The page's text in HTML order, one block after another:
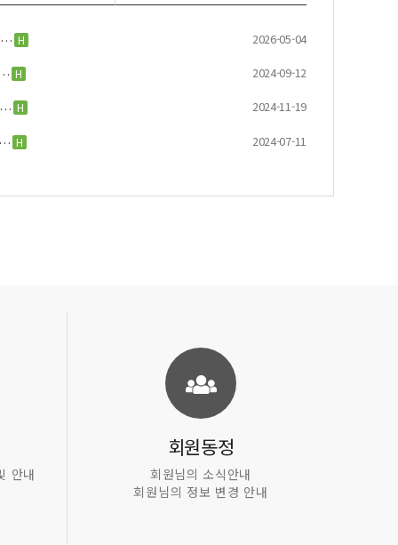
… H 2026-05-04
H 2024-09-12
… H 2024-11-19
… H 2024-07-11
안내
회원동정
회원님의 소식안내
회원님의 정보 변경 안내